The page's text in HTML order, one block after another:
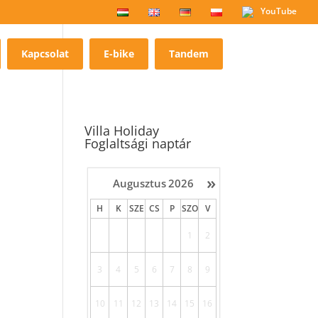
YouTube
Kapcsolat E-bike Tandem
Villa Holiday
Foglaltsági naptár
»
Augusztus2026
H K SZE CS P SZO V
1 2
3 4 5 6 7 8 9
10 11 12 13 14 15 16